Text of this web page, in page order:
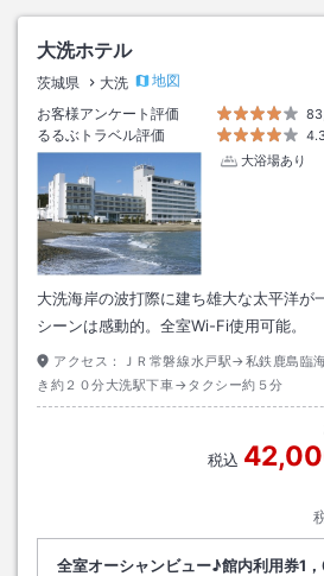
大洗ホテル
茨城県 大洗
地図
お客様アンケート評価
83
るるぶトラベル評価
大浴場あり
大洗海岸の波打際に建ち雄大な太平洋が
シーンは感動的。全室Wi-Fi使用可能。
アクセス：
ＪＲ常磐線水戸駅→私鉄鹿島臨
き約２０分大洗駅下車→タクシー約５分
税込
全室オーシャンビュー♪館内利用券1